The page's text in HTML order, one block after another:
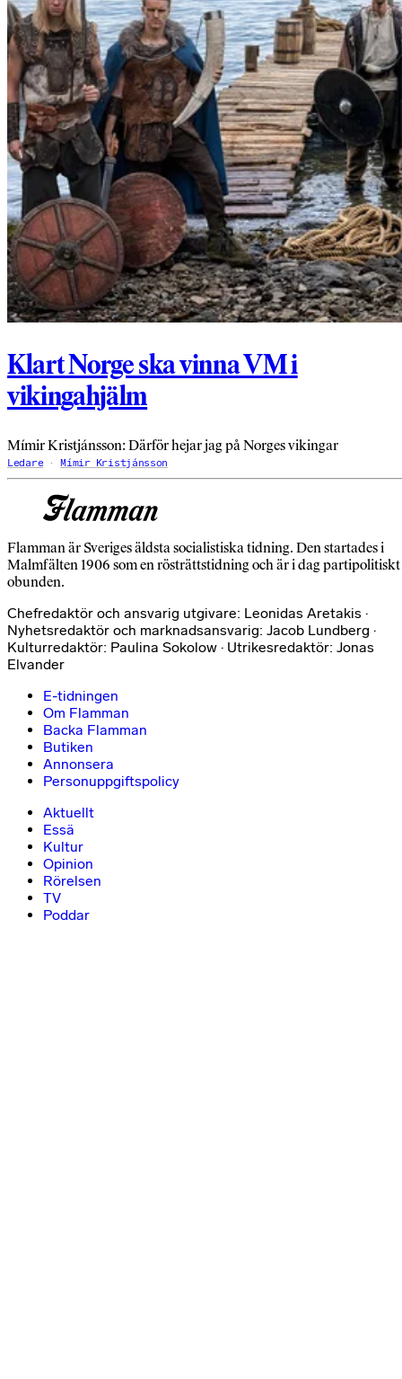
Klart Norge ska vinna VM i
vikingahjälm
Mímir Kristjánsson: Därför hejar jag på Norges vikingar
Ledare Mímir Kristjánsson
Flamman är Sveriges äldsta socialistiska tidning. Den startades i
Malmfälten 1906 som en rösträttstidning och är i dag partipolitiskt
obunden.
Chefredaktör och ansvarig utgivare: Leonidas Aretakis ·
Nyhetsredaktör och marknadsansvarig: Jacob Lundberg ·
Kulturredaktör: Paulina Sokolow · Utrikesredaktör: Jonas
Elvander
E-tidningen
Om Flamman
Backa Flamman
Butiken
Annonsera
Personuppgiftspolicy
Aktuellt
Essä
Kultur
Opinion
Rörelsen
TV
Poddar